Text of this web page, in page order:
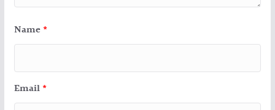
Name *
Email *